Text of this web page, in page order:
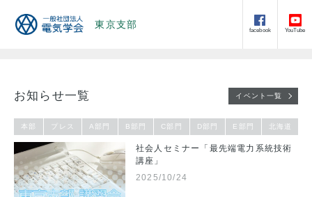
東京支部
facebook YouTube
お知らせ一覧 イベント一覧
本部 プレス A部門 B部門 C部門 D部門 E部門 北海道
社会人セミナー「最先端電力系統技術
講座」
2025/10/24